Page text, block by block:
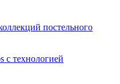
постельного
с технологией